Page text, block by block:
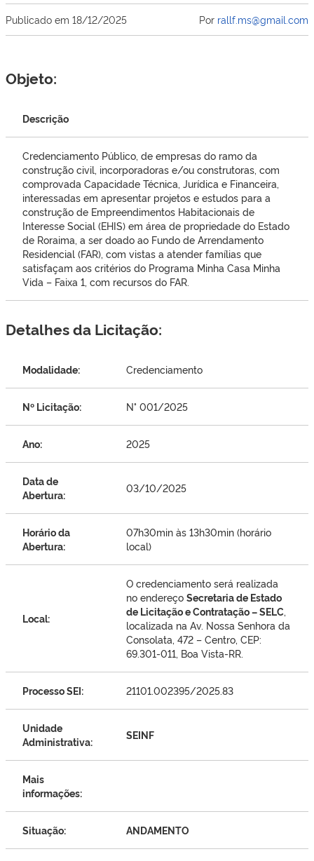
Publicado em 18/12/2025 Por rallf.ms@gmail.com
Objeto:
Descrição
Credenciamento Público, de empresas do ramo da
construção civil, incorporadoras e/ou construtoras, com
comprovada Capacidade Técnica, Jurídica e Financeira,
interessadas em apresentar projetos e estudos para a
construção de Empreendimentos Habitacionais de
Interesse Social (EHIS) em área de propriedade do Estado
de Roraima, a ser doado ao Fundo de Arrendamento
Residencial (FAR), com vistas a atender famílias que
satisfaçam aos critérios do Programa Minha Casa Minha
Vida – Faixa 1, com recursos do FAR.
Detalhes da Licitação:
Modalidade: Credenciamento
Nº Licitação: N° 001/2025
Ano: 2025
Data de
Abertura:
03/10/2025
Horário da
Abertura:
07h30min às 13h30min (horário
local)
Local:
O credenciamento será realizada
no endereço Secretaria de Estado
de Licitação e Contratação – SELC,
localizada na Av. Nossa Senhora da
Consolata, 472 – Centro, CEP:
69.301-011, Boa Vista-RR.
Processo SEI: 21101.002395/2025.83
Unidade
Administrativa:
SEINF
Mais
informações:
Situação: ANDAMENTO